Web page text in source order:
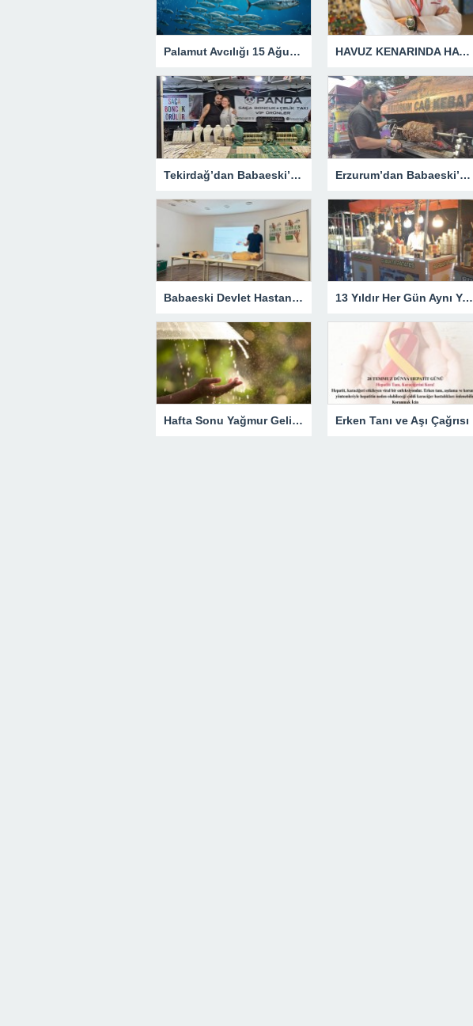
Palamut Avcılığı 15 Ağustos Akşamına Kadar Yasak HAVUZ KENARINDA HAYAT KURTARAN 9 GÜVENLİK KURALI
Tekirdağ’dan Babaeski’ye Uzanan Emek Erzurum’dan Babaeski’ye Uzanan Lezzet Yolculuğu
Babaeski Devlet Hastanesi Personeline CPR ve Temel Yaşam Desteği Eğitimi 13 Yıldır Her Gün Aynı Yerde Tezgâh Açıyor
Hafta Sonu Yağmur Geliyor Erken Tanı ve Aşı Çağrısı